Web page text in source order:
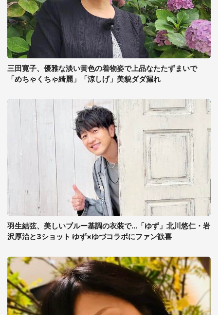
三田寛子、優雅な淡い黄色の着物姿で上品なたたずまいで
「めちゃくちゃ綺麗」「涼しげ」美貌ダダ漏れ
羽生結弦、美しいブルー基調の衣装で...「ゆず」北川悠仁・岩
沢厚治と3ショット ゆず×ゆづコラボにファン歓喜